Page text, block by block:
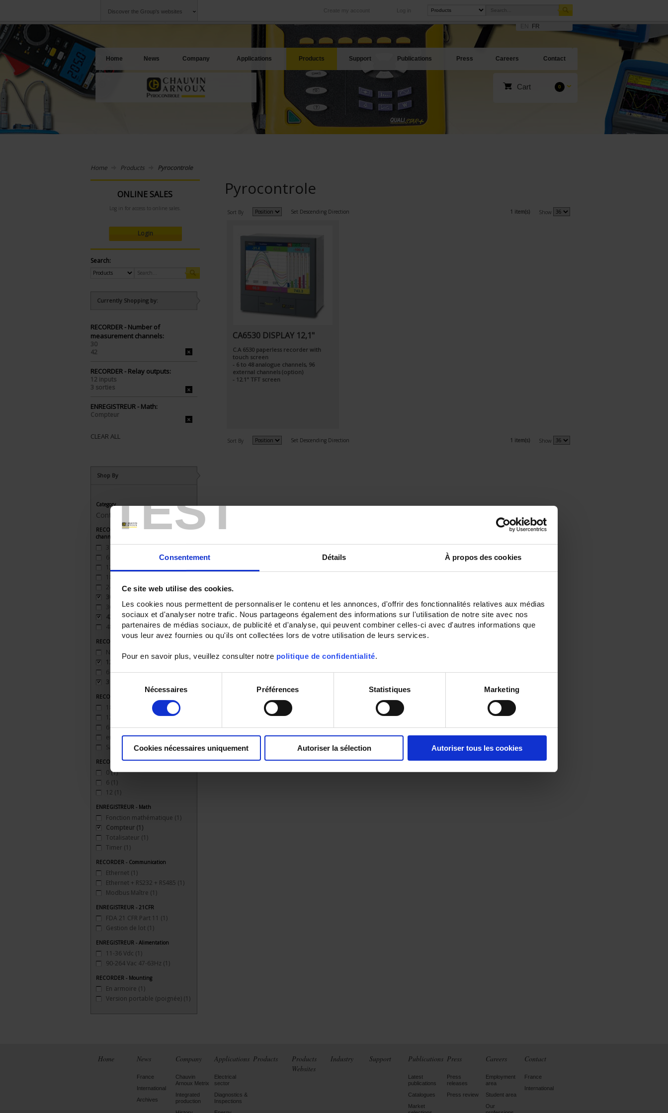
TEST
Consentement Détails À propos des cookies
Ce site web utilise des cookies.
Les cookies nous permettent de personnaliser le contenu et les annonces, d'offrir des fonctionnalités relatives aux médias
sociaux et d'analyser notre trafic. Nous partageons également des informations sur l'utilisation de notre site avec nos
partenaires de médias sociaux, de publicité et d'analyse, qui peuvent combiner celles-ci avec d'autres informations que
vous leur avez fournies ou qu'ils ont collectées lors de votre utilisation de leurs services.
Pour en savoir plus, veuillez consulter notre politique de confidentialité.
consentement
Nécessaires Préférences Statistiques Marketing
Cookies nécessaires uniquement Autoriser la sélection Autoriser tous les cookies
Discover the Group's websites Log in
Create my account
International
Our subsidiaries abroad
Our best offers
FR
Home News Company Applications Products Support Publications Press Careers Contact
Cart 0
Home Products Pyrocontrole
ONLINE SALES
Log in for access to online sales.
Login
Search:
Currently Shopping by:
RECORDER - Number of
measurement channels:
30
42
RECORDER - Relay outputs:
12 inputs
3 sorties
ENREGISTREUR - Math:
Compteur
CLEAR ALL
Shop By
Category
Control / recording
RECORDER - Number of measurement
channels
3(3)
6
12
18
24
30
36
42
48
RECORDER - Relay outputs
None(1)
12 inputs
6 outputs(1)
3 sorties
RECORDER - Logic inputs
18 entrées
12 entrées
6 entrées(1)
entrée impulsion 100 Hz(1)
Sans
RECORDER - Analogue outputs
0(1)
6 (1)
12 (1)
ENREGISTREUR - Math
Fonction mathématique (1)
Compteur (1)
Totalisateur (1)
Timer (1)
RECORDER - Communication
Ethernet (1)
Ethernet + RS232 + RS485 (1)
Modbus Maître (1)
ENREGISTREUR - 21CFR
FDA 21 CFR Part 11 (1)
Gestion de lot (1)
ENREGISTREUR - Alimentation
11-36 Vdc (1)
90-264 Vac 47-63Hz (1)
RECORDER - Mounting
En armoire (1)
Version portable (poignée) (1)
Pyrocontrole
Sort By Set Descending Direction 1 item(s) Show
CA6530 DISPLAY 12,1"
C.A 6530 paperless recorder with
touch screen
- 6 to 48 analogue channels, 96
external channels (option)
- 12.1" TFT screen
Sort By Set Descending Direction 1 item(s) Show
Home News
France
International
Archives
Company
Chauvin
Arnoux Metrix
Integrated
production
Applications
Electrical
sector
Diagnostics &
Inspections
Products
Products
Websites
Industry Support Publications
Latest
publications
Catalogues
Market
Press
Press
releases
Press review
Careers
Employment
area
Student area
Our
Contact
France
International